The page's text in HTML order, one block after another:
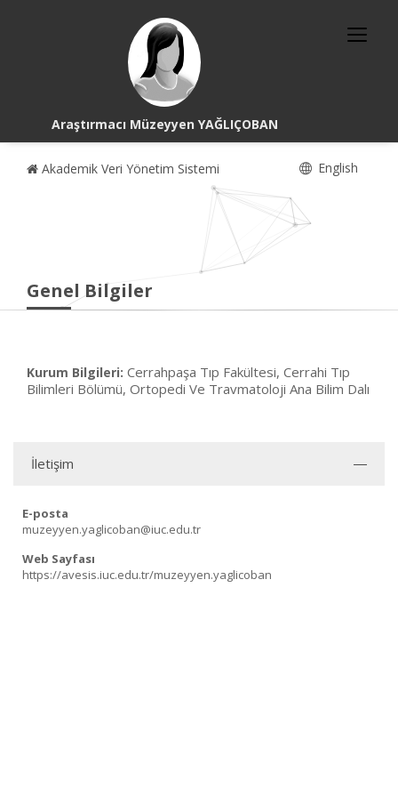
Araştırmacı Müzeyyen YAĞLIÇOBAN
Akademik Veri Yönetim Sistemi English
Genel Bilgiler
Kurum Bilgileri: Cerrahpaşa Tıp Fakültesi, Cerrahi Tıp
Bilimleri Bölümü, Ortopedi Ve Travmatoloji Ana Bilim Dalı
İletişim
E-posta
muzeyyen.yaglicoban@iuc.edu.tr
Web Sayfası
https://avesis.iuc.edu.tr/muzeyyen.yaglicoban